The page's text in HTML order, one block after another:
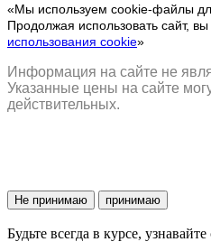
«Мы используем cookie-файлы
Продолжая использовать сайт,
использования cookie»
Информация на сайте не
Указанные цены на сайте
действительных.
Не принимаю принимаю
Будьте всегда в курсе,